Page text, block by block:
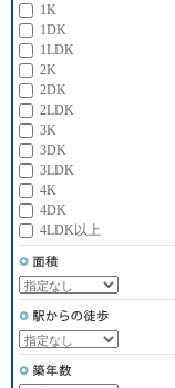
1K
1DK
1LDK
2K
2DK
2LDK
3K
3DK
3LDK
4K
4DK
4LDK以上